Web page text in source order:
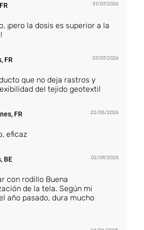
31/07/2026
¡pero la dosis es superior a la
FR 07/07/2026
que no deja rastros y
del tejido geotextil
FR 22/05/2026
eficaz
BE 02/09/2025
con rodillo Buena
de la tela. Según mi
año pasado, dura mucho